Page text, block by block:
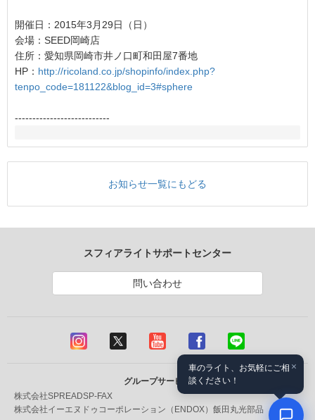
開催日：2015年3月29日（日）
会場：SEED岡崎店
住所：愛知県岡崎市井ノ口町和田屋7番地
HP： http://ricoland.co.jp/shopinfo/index.php?
tenpo_code=181122&blog_id=3#sphere
---------------------------
お知らせ一覧にもどる
スフィアライトサポートセンター
問い合わせ
グループサービス
株式会社SPREADSP-FAX
株式会社イーエヌドゥコーポレーション（ENDOX） 飯田丸光部品
×
車のライト、お気軽にご相
談ください！